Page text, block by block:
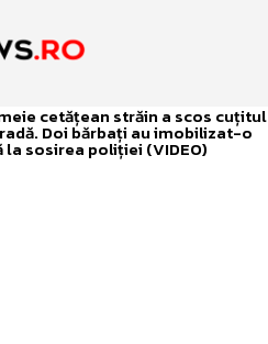
cetățean străin a scos cuțitul
Doi bărbați au imobilizat-o
la sosirea poliției (VIDEO)